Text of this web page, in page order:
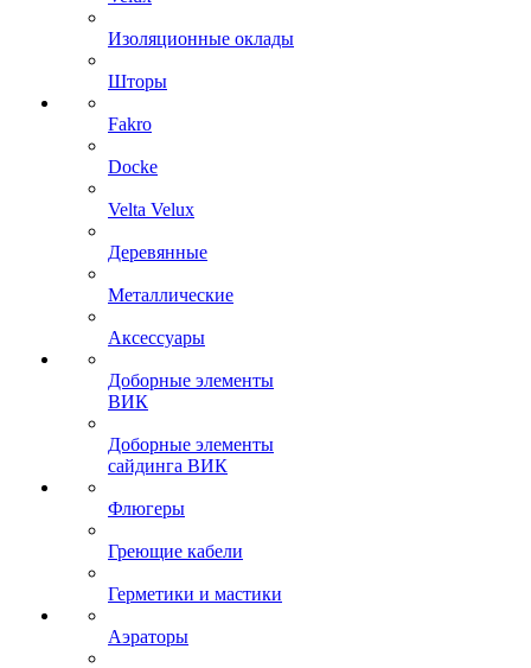
Изоляционные оклады
Шторы
Fakro
Docke
Velta Velux
Деревянные
Металлические
Аксессуары
Доборные элементы
ВИК
Доборные элементы
сайдинга ВИК
Флюгеры
Греющие кабели
Герметики и мастики
Аэраторы